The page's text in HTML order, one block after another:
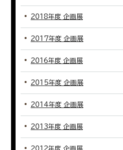
2018年度 企画展
2017年度 企画展
2016年度 企画展
2015年度 企画展
2014年度 企画展
2013年度 企画展